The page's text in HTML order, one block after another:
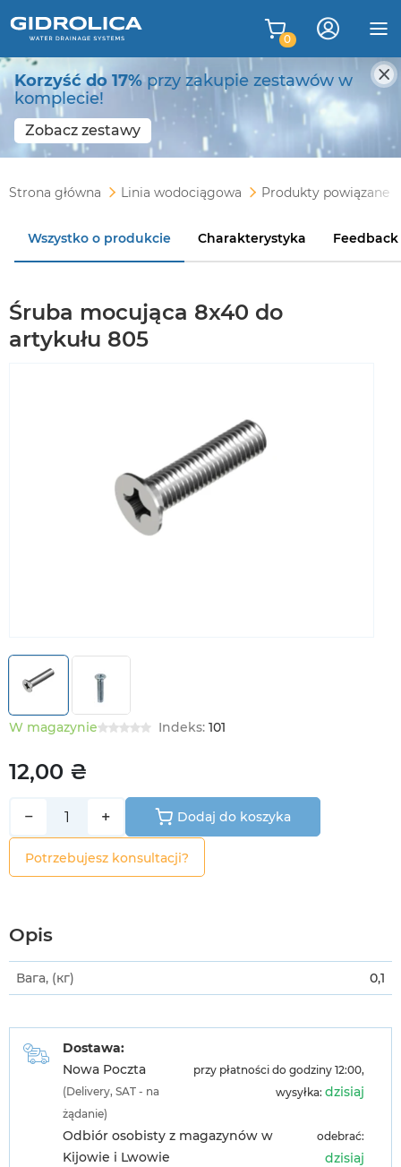
Korzyść do 17% przy zakupie zestawów w
komplecie!
Zobacz zestawy
0
Strona główna Linia wodociągowa Produkty powiązane
Wszystko o produkcie Charakterystyka
Śruba mocująca 8x40 do
artykułu 805
W magazynie Indeks: 101
12,00 ₴
− + Dodaj do koszyka
Potrzebujesz konsultacji?
Opis
Вага, (кг) 0,1
Dostawa:
Nowa Poczta
(Delivery, SAT - na
żądanie)
przy płatności do godziny 12:00,
wysyłka: dzisiaj
Odbiór osobisty z magazynów w
Kijowie i Lwowie
odebrać:
dzisiaj